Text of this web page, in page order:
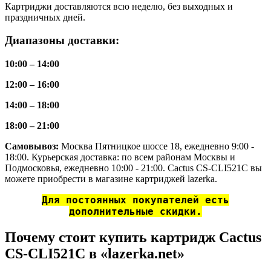
Картриджи доставляются всю неделю, без выходных и
праздничных дней.
Диапазоны доставки:
10:00 – 14:00
12:00 – 16:00
14:00 – 18:00
18:00 – 21:00
Самовывоз: Москва Пятницкое шоссе 18, ежедневно 9:00 -
18:00. Курьерская доставка: по всем районам Москвы и
Подмосковья, ежедневно 10:00 - 21:00. Cactus CS-CLI521C вы
можете приобрести в магазине картриджей lazerka.
Для постоянных покупателей есть
дополнительные скидки.
Почему стоит купить картридж Cactus
CS-CLI521C в «lazerka.net»